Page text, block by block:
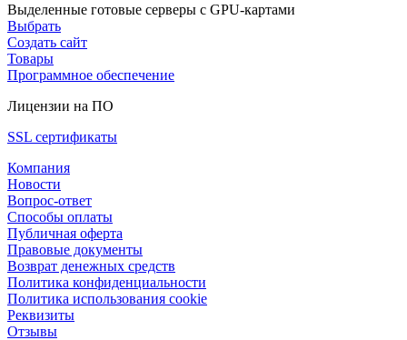
Выделенные готовые серверы с GPU-картами
Выбрать
Создать сайт
Товары
Программное обеспечение
Лицензии на ПО
SSL сертификаты
Компания
Новости
Вопрос-ответ
Способы оплаты
Публичная оферта
Правовые документы
Возврат денежных средств
Политика конфиденциальности
Политика использования cookie
Реквизиты
Отзывы